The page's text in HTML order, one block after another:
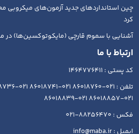
چین استانداردهای جدید آزمون‌های میکروبی
کرد
آشنایی با سموم قارچی (مایکوتوکسین‌ها) در
ارتباط با ما
کد پستی : 1464776411
021-86018857 021-86018839
فکس : 88256470-021
ایمیل : info@maba.ir